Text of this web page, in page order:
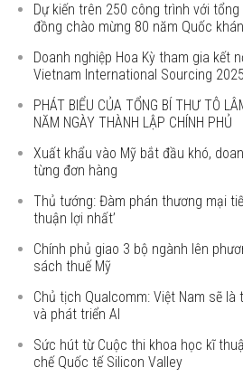
Dự kiến trên 250 công trình với
đồng chào mừng 80 năm Quốc
Doanh nghiệp Hoa Kỳ tham gia kết
Vietnam International Sourcing 2025
PHÁT BIỂU CỦA TỔNG BÍ THƯ TÔ
NĂM NGÀY THÀNH LẬP CHÍNH PHỦ
Xuất khẩu vào Mỹ bắt đầu khó,
từng đơn hàng
Thủ tướng: Đàm phán thương mại
thuận lợi nhất’
Chính phủ giao 3 bộ ngành lên
sách thuế Mỹ
Chủ tịch Qualcomm: Việt Nam sẽ
và phát triển AI
Sức hút từ Cuộc thi khoa học kĩ
chế Quốc tế Silicon Valley